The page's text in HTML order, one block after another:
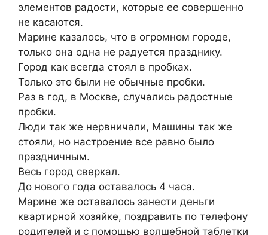
элементов радости, которые ее совершенно
не касаются.
Марине казалось, что в огромном городе,
только она одна не радуется празднику.
Город как всегда стоял в пробках.
Только это были не обычные пробки.
Раз в год, в Москве, случались радостные
пробки.
Люди так же нервничали, Машины так же
стояли, но настроение все равно было
праздничным.
Весь город сверкал.
До нового года оставалось 4 часа.
Марине же оставалось занести деньги
квартирной хозяйке, поздравить по телефону
родителей и с помощью волшебной таблетки